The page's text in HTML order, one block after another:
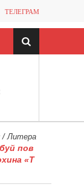
ТЕЛЕГРАМ
/Литера
пов
«Т